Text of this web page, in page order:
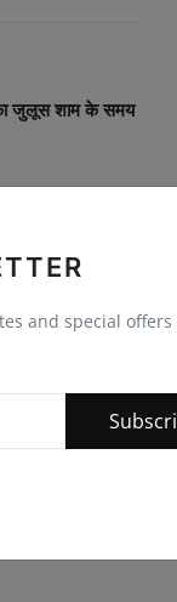
and special
का जुलूस शाम के समय